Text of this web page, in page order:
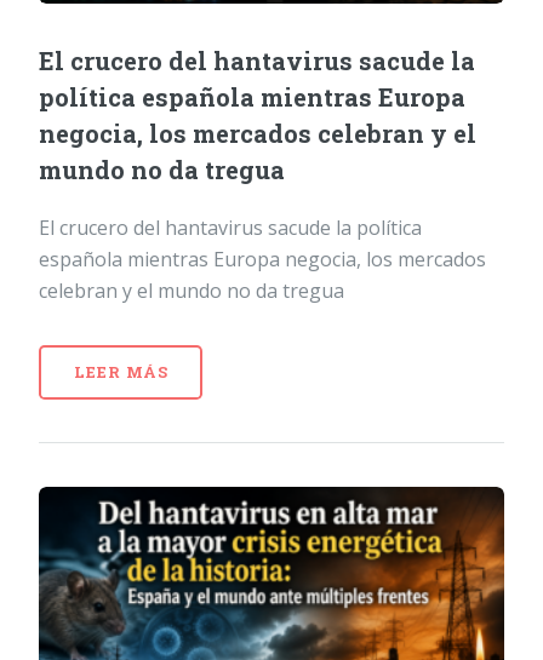
El crucero del hantavirus sacude la
política española mientras Europa
negocia, los mercados celebran y el
mundo no da tregua
El crucero del hantavirus sacude la política
española mientras Europa negocia, los mercados
celebran y el mundo no da tregua
LEER MÁS